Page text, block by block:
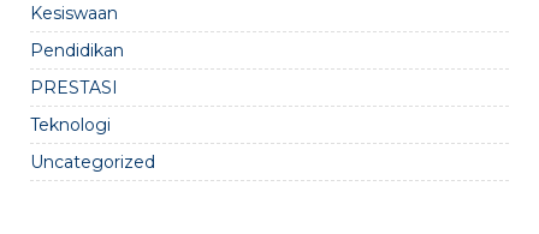
Kesiswaan
Pendidikan
PRESTASI
Teknologi
Uncategorized